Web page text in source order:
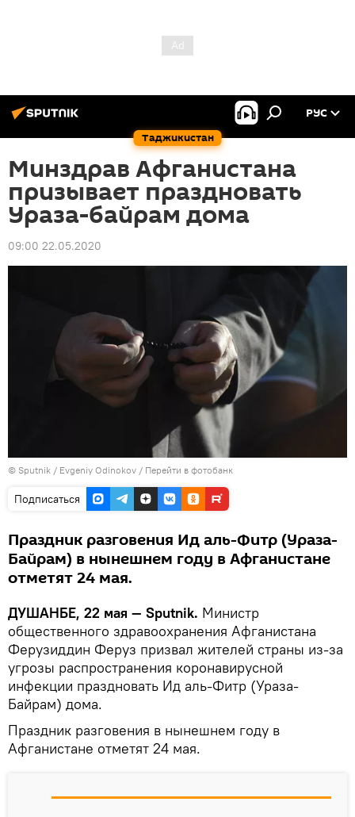
Таджикистан
РУС
Минздрав Афганистана
призывает праздновать
Ураза-байрам дома
09:00 22.05.2020
© Sputnik / Evgeniy Odinokov / Перейти в фотобанк
Подписаться
Праздник разговения Ид аль-Фитр (Ураза-
Байрам) в нынешнем году в Афганистане
отметят 24 мая.
ДУШАНБЕ, 22 мая — Sputnik. Министр
общественного здравоохранения Афганистана
Ферузиддин Феруз призвал жителей страны из-за
угрозы распространения коронавирусной
инфекции праздновать Ид аль-Фитр (Ураза-
Байрам) дома.
Праздник разговения в нынешнем году в
Афганистане отметят 24 мая.